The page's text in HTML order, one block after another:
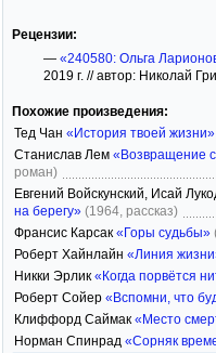
Рецензии:
— «240580: Ольга
2019 г. // автор: Николай
Похожие произведения:
Тед Чан «История твоей жизни»
Станислав Лем «Возвращение
роман)
Евгений Войскунский, Исай
на берегу» (1964, рассказ)
Франсис Карсак «Горы судьбы»
Роберт Хайнлайн «Линия
Никки Эрлик «Когда порвётся
Роберт Сойер «Вспомни, что
Клиффорд Саймак «Место
Норман Спинрад «Сорняк